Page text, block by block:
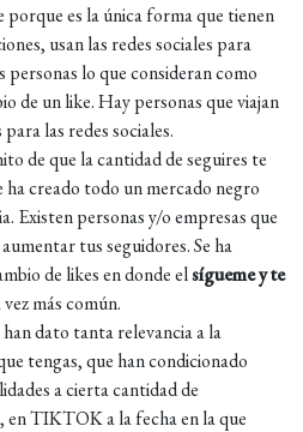
es la única forma que tienen
usan las redes sociales para
lo que consideran como
de un like. Hay personas que viajan
las redes sociales.
de que la cantidad de seguires te
ha creado todo un mercado negro
Existen personas y/o empresas que
tus seguidores. Se ha
de likes en donde elsígueme y te
más común.
dato tanta relevancia a la
tengas, que han condicionado
a cierta cantidad de
en TIKTOK a la fecha en la que